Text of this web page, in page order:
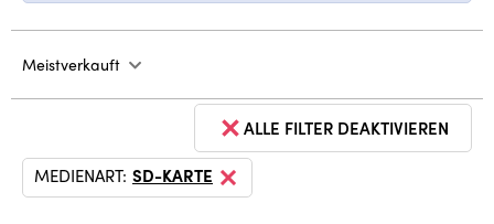
Meistverkauft
ALLE FILTER DEAKTIVIEREN
MEDIENART: SD-KARTE